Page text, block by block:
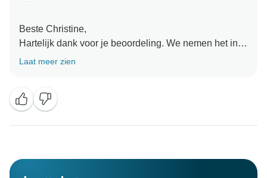
Beste Christine,
Hartelijk dank voor je beoordeling. We nemen het in
overweging om onze service te verbeteren. Maar ik wil
routekaarten.
Met vriendelijke groet
Laat meer zien